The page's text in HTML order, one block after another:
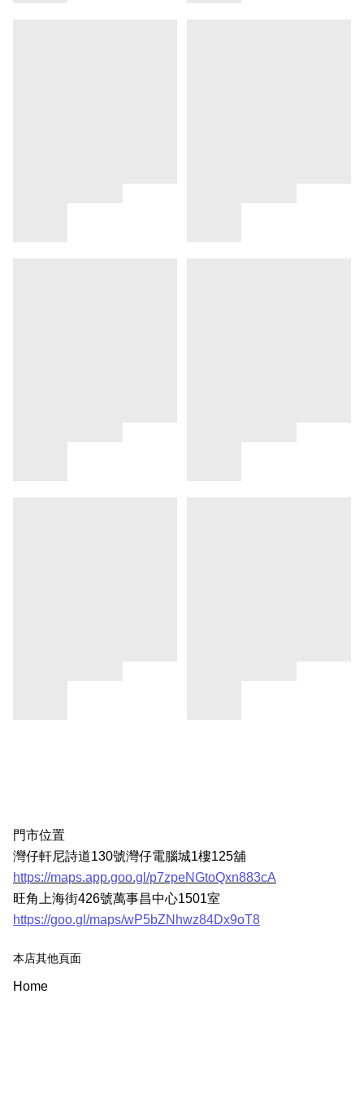
門市位置
灣仔軒尼詩道130號灣仔電腦城1樓125舖
https://maps.app.goo.gl/p7zpeNGtoQxn883cA
旺角上海街426號萬事昌中心1501室
https://goo.gl/maps/wP5bZNhwz84Dx9oT8
本店其他頁面
Home